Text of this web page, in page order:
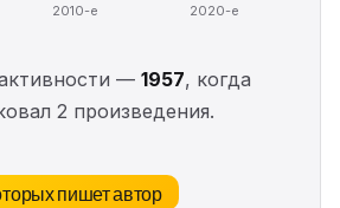
2010-е 2020-е
— 1957, когда
2 произведения.
пишет автор